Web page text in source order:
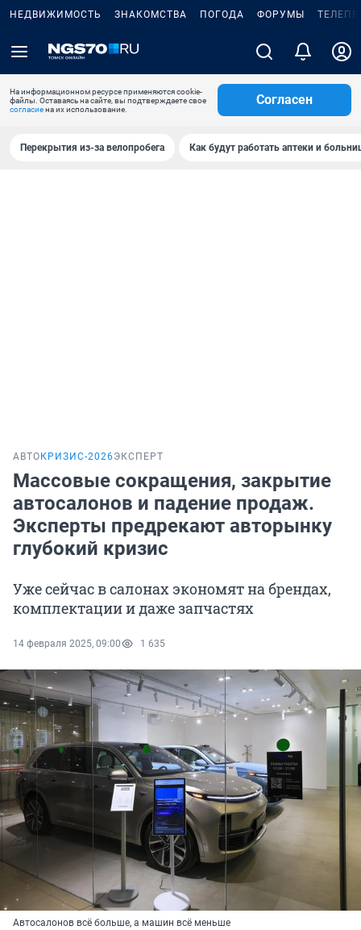
НЕДВИЖИМОСТЬ ЗНАКОМСТВА ПОГОДА ФОРУМЫ
На информационном ресурсе применяются cookie-
файлы. Оставаясь на сайте, вы подтверждаете свое
согласиена их использование.
Согласен
Перекрытия из-за велопробега Как будут работать аптеки и
АВТО КРИЗИС-2026ЭКСПЕРТ
Массовые сокращения, закрытие
автосалонов и падение продаж.
Эксперты предрекают авторынку
глубокий кризис
Уже сейчас в салонах экономят на брендах,
комплектации и даже запчастях
14 февраля 2025, 09:00 1 635
Автосалонов всё больше, а машин всё меньше